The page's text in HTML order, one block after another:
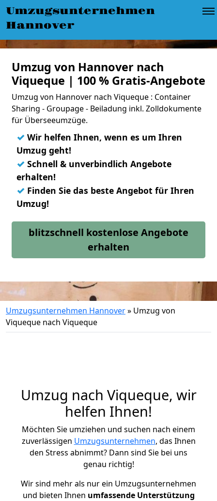
Umzugsunternehmen
Hannover
Umzug von Hannover nach
Viqueque | 100 % Gratis-Angebote
Umzug von Hannover nach Viqueque : Container
Sharing - Groupage - Beiladung inkl. Zolldokumente
für Überseeumzüge.
✓ Wir helfen Ihnen, wenn es um Ihren
Umzug geht!
✓ Schnell & unverbindlich Angebote
erhalten!
✓ Finden Sie das beste Angebot für Ihren
Umzug!
blitzschnell kostenlose Angebote
erhalten
Umzugsunternehmen Hannover» Umzug von
Viqueque nach Viqueque
Umzug nach Viqueque, wir
helfen Ihnen!
Möchten Sie umziehen und suchen nach einem
zuverlässigen Umzugsunternehmen, das Ihnen
den Stress abnimmt? Dann sind Sie bei uns
genau richtig!
Wir sind mehr als nur ein Umzugsunternehmen
und bieten Ihnen umfassende Unterstützung